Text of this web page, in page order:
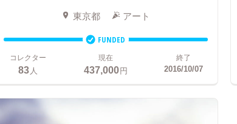
東京都 アート
FUNDED
コレクター
83人
現在
437,000円
終了
2016/10/07